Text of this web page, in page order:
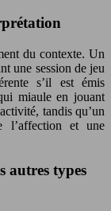
du contexte. Un
une session de jeu
s’il est émis
miaule en jouant
tandis qu’un
l’affection et une
autres types